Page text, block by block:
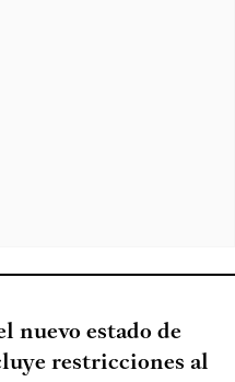
nuevo estado de
restricciones al